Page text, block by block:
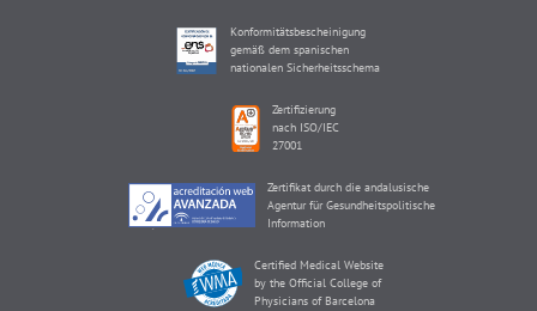
Konformitätsbescheinigung
gemäß dem spanischen
nationalen Sicherheitsschema
Zertifizierung
nach ISO/IEC
27001
Zertifikat durch die andalusische
Agentur für Gesundheitspolitische
Information
Certified Medical Website
by the Official College of
Physicians of Barcelona